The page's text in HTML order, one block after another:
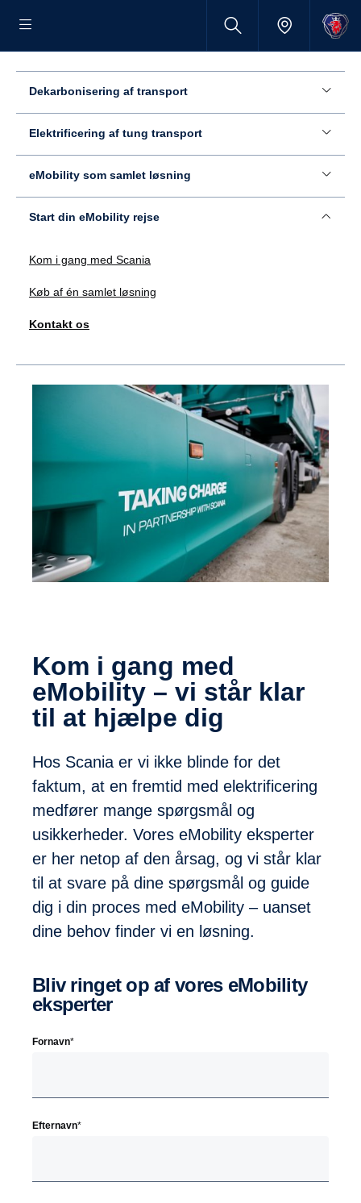
Dekarbonisering af transport
Elektrificering af tung transport
eMobility som samlet løsning
Start din eMobility rejse
Kom i gang med Scania
Køb af én samlet løsning
Kontakt os
Kom i gang med
eMobility – vi står klar
til at hjælpe dig
Hos Scania er vi ikke blinde for det
faktum, at en fremtid med elektrificering
medfører mange spørgsmål og
usikkerheder. Vores eMobility eksperter
er her netop af den årsag, og vi står klar
til at svare på dine spørgsmål og guide
dig i din proces med eMobility – uanset
dine behov finder vi en løsning.
Bliv ringet op af vores eMobility
eksperter
*
Fornavn
*
Efternavn